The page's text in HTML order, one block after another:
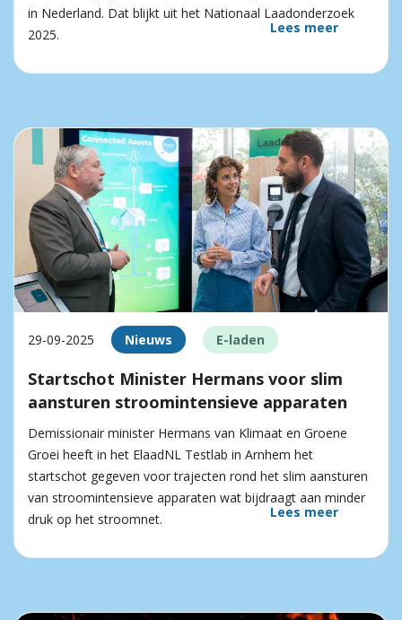
in Nederland. Dat blijkt uit het Nationaal Laadonderzoek
2025.
Lees meer
29-09-2025 Nieuws E-laden
Startschot Minister Hermans voor slim
aansturen stroomintensieve apparaten
Demissionair minister Hermans van Klimaat en Groene
Groei heeft in het ElaadNL Testlab in Arnhem het
startschot gegeven voor trajecten rond het slim aansturen
van stroomintensieve apparaten wat bijdraagt aan minder
druk op het stroomnet.
Lees meer